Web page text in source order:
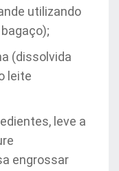
utilizando
(dissolvida
leite
leve a
engrossar